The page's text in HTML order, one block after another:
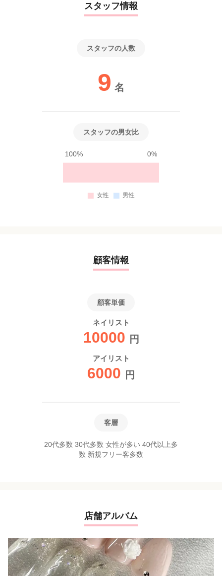
スタッフ情報
スタッフの人数
9 名
スタッフの男女比
100% 0%
顧客情報
顧客単価
ネイリスト
10000 円
アイリスト
6000 円
客層
20代多数 30代多数 女性が多い 40代以上多
数 新規フリー客多数
店舗アルバム